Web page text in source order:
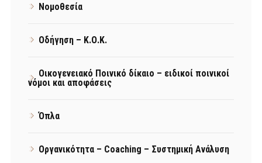
Νομοθεσία
Οδήγηση – Κ.Ο.Κ.
Οικογενειακό Ποινικό δίκαιο – ειδικοί ποινικοί
νόμοι και αποφάσεις
Όπλα
Οργανικότητα – Coaching – Συστημική Ανάλυση